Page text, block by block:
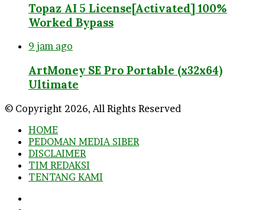
Topaz AI 5 License[Activated] 100%
Worked Bypass
9 jam ago
ArtMoney SE Pro Portable (x32x64)
Ultimate
© Copyright 2026, All Rights Reserved
HOME
PEDOMAN MEDIA SIBER
DISCLAIMER
TIM REDAKSI
TENTANG KAMI